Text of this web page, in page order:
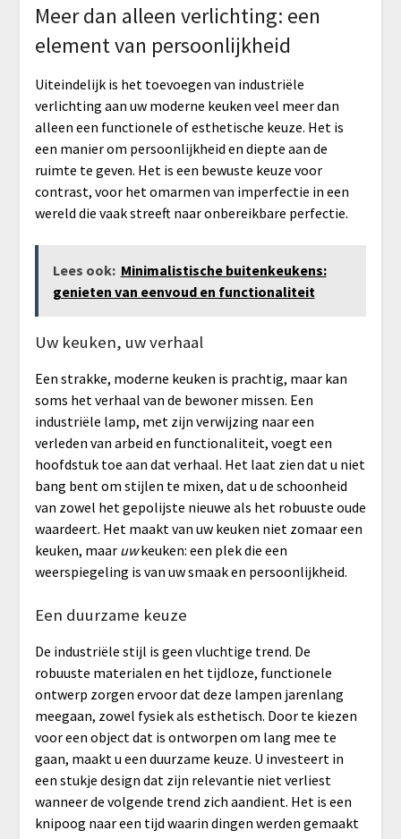
Meer dan alleen verlichting: een
element van persoonlijkheid
Uiteindelijk is het toevoegen van industriële
verlichting aan uw moderne keuken veel meer dan
alleen een functionele of esthetische keuze. Het is
een manier om persoonlijkheid en diepte aan de
ruimte te geven. Het is een bewuste keuze voor
contrast, voor het omarmen van imperfectie in een
wereld die vaak streeft naar onbereikbare perfectie.
Lees ook: Minimalistische buitenkeukens:
genieten van eenvoud en functionaliteit
Uw keuken, uw verhaal
Een strakke, moderne keuken is prachtig, maar kan
soms het verhaal van de bewoner missen. Een
industriële lamp, met zijn verwijzing naar een
verleden van arbeid en functionaliteit, voegt een
hoofdstuk toe aan dat verhaal. Het laat zien dat u niet
bang bent om stijlen te mixen, dat u de schoonheid
van zowel het gepolijste nieuwe als het robuuste oude
waardeert. Het maakt van uw keuken niet zomaar een
keuken, maar uwkeuken: een plek die een
weerspiegeling is van uw smaak en persoonlijkheid.
Een duurzame keuze
De industriële stijl is geen vluchtige trend. De
robuuste materialen en het tijdloze, functionele
ontwerp zorgen ervoor dat deze lampen jarenlang
meegaan, zowel fysiek als esthetisch. Door te kiezen
voor een object dat is ontworpen om lang mee te
gaan, maakt u een duurzame keuze. U investeert in
een stukje design dat zijn relevantie niet verliest
wanneer de volgende trend zich aandient. Het is een
knipoog naar een tijd waarin dingen werden gemaakt